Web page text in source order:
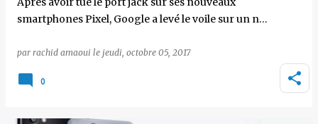
smartphones Pixel, Google a levé le voile sur un n…
par rachid amaoui le jeudi, octobre 05, 2017
0